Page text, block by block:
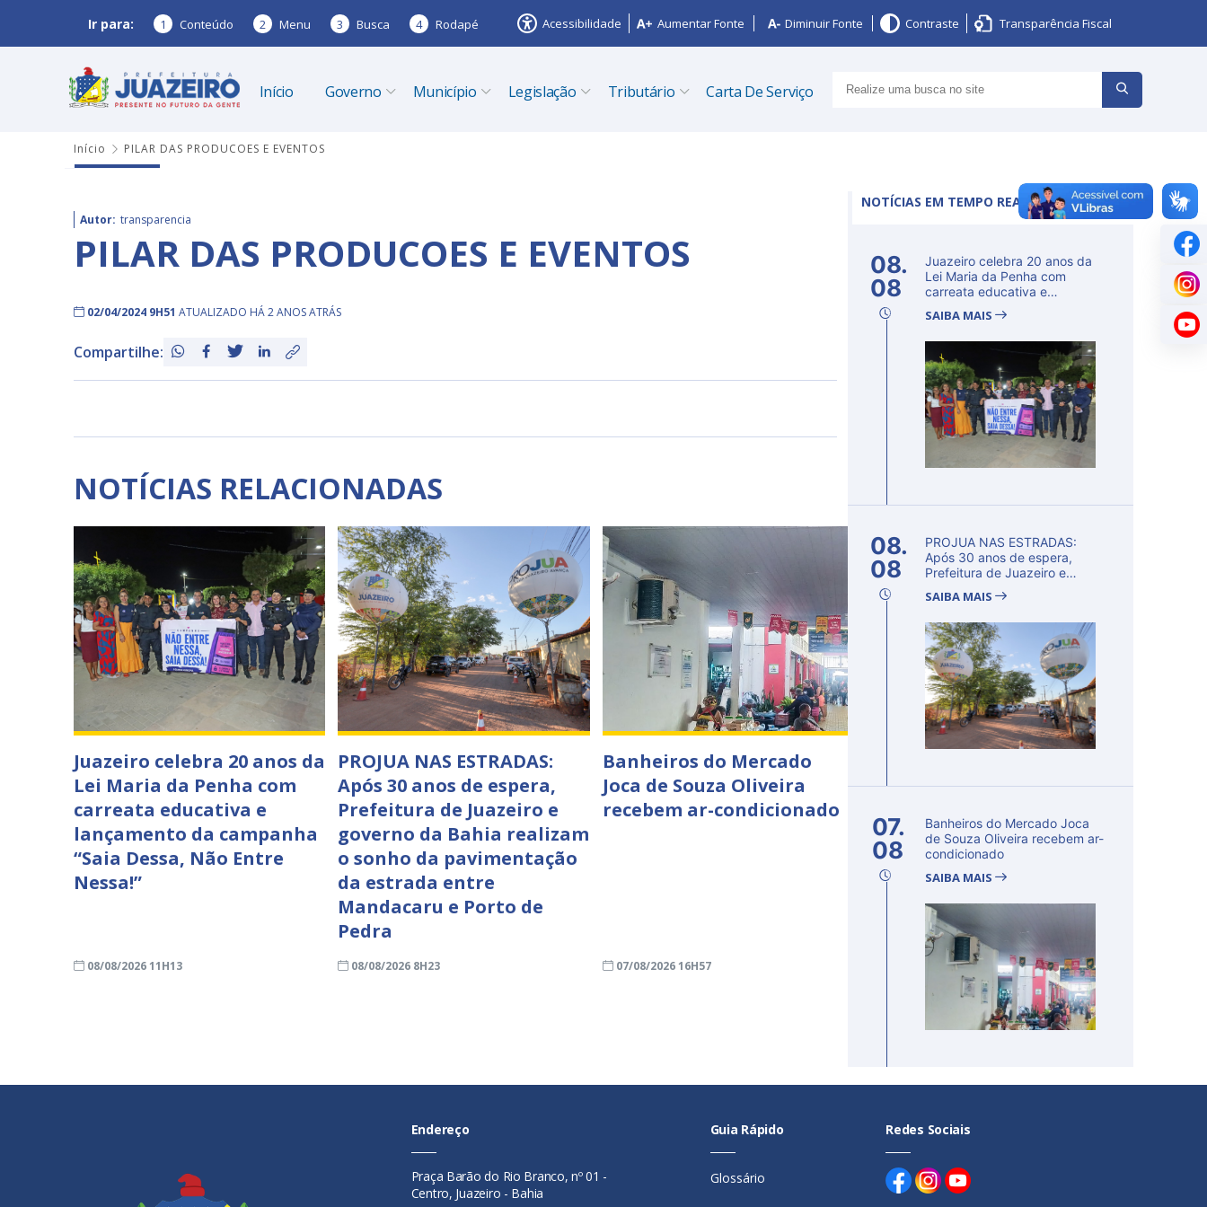
Ir para: 1 Conteúdo 2 Menu 3 Busca 4 Rodapé Acessibilidade Aumentar Fonte Diminuir Fonte Contraste Transparência Fiscal
Início Governo Município Legislação Tributário Carta De Serviço
Início PILAR DAS PRODUCOES E EVENTOS
Autor: transparencia
PILAR DAS PRODUCOES E EVENTOS
02/04/2024 9H51 ATUALIZADO HÁ 2 ANOS ATRÁS
Compartilhe:
NOTÍCIAS RELACIONADAS
Juazeiro celebra 20 anos da
Lei Maria da Penha com
carreata educativa e
lançamento da campanha
“Saia Dessa, Não Entre
Nessa!”
08/08/2026 11H13
PROJUA NAS ESTRADAS:
Após 30 anos de espera,
Prefeitura de Juazeiro e
governo da Bahia realizam
o sonho da pavimentação
da estrada entre
Mandacaru e Porto de
Pedra
08/08/2026 8H23
Banheiros do Mercado
Joca de Souza Oliveira
recebem ar-condicionado
07/08/2026 16H57
NOTÍCIAS EM TEMPO REAL
08.
08
Juazeiro celebra 20 anos da
Lei Maria da Penha com
carreata educativa e
SAIBA MAIS
08.
08
PROJUA NAS ESTRADAS:
Após 30 anos de espera,
Prefeitura de Juazeiro e
SAIBA MAIS
07.
08
Banheiros do Mercado Joca
de Souza Oliveira recebem ar-
condicionado
SAIBA MAIS
Endereço
Praça Barão do Rio Branco, nº 01 -
Centro, Juazeiro - Bahia
Guia Rápido
Glossário
Redes Sociais